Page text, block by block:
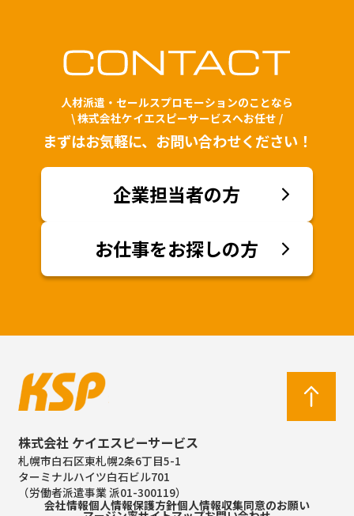
人材派遣・セールスプロモーションのことなら
\ 株式会社ケイエスピーサービスへお任せ /
まずはお気軽に、お問い合わせください！
企業担当者の方
お仕事をお探しの方
株式会社 ケイエスピーサービス
札幌市白石区東札幌2条6丁目5-1
ターミナルハイツ白石ビル701
（労働者派遣事業 派01-300119）
会社情報個人情報保護方針個人情報収集同意のお願い